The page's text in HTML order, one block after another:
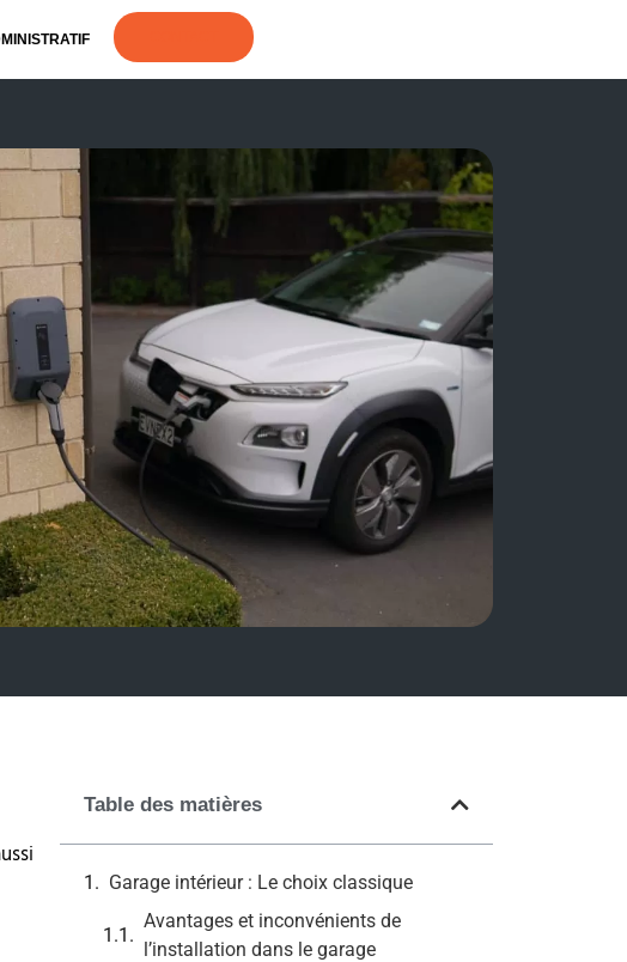
Table des matières
Garage intérieur : Le choix classique
Avantages et inconvénients de
l’installation dans le garage